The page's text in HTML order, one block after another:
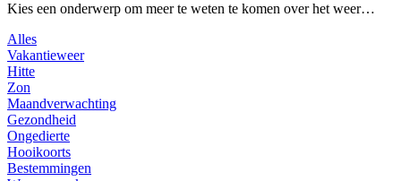
Kies een onderwerp om meer te weten te komen over het weer…
Alles
Vakantieweer
Hitte
Zon
Maandverwachting
Gezondheid
Ongedierte
Hooikoorts
Bestemmingen